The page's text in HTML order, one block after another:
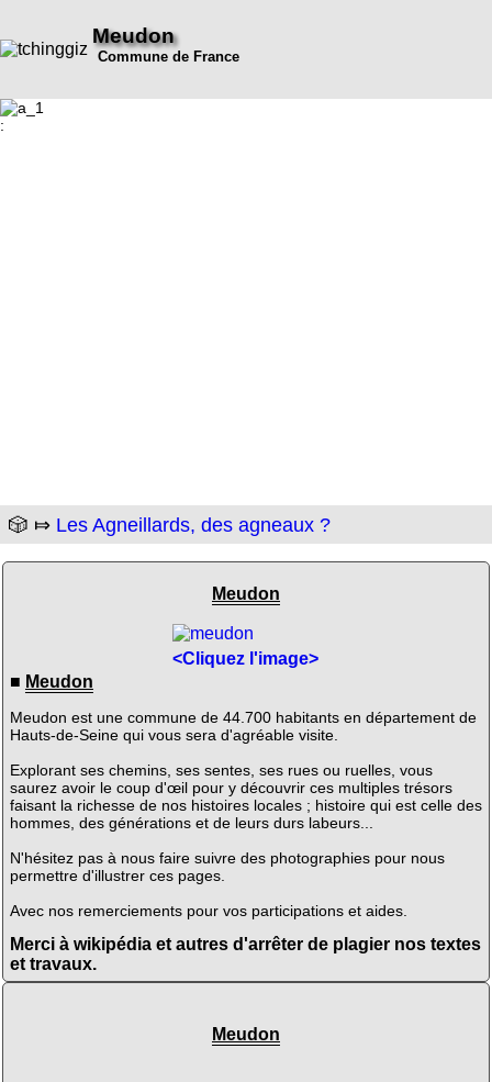
Meudon
Commune de France
:
🎲 ⤇ Les Agneillards, des agneaux ?
Meudon
<Cliquez l'image>
■ Meudon
Meudon est une commune de 44.700 habitants en département de
Hauts-de-Seine qui vous sera d'agréable visite.
Explorant ses chemins, ses sentes, ses rues ou ruelles, vous
saurez avoir le coup d'œil pour y découvrir ces multiples trésors
faisant la richesse de nos histoires locales ; histoire qui est celle des
hommes, des générations et de leurs durs labeurs...
N'hésitez pas à nous faire suivre des photographies pour nous
permettre d'illustrer ces pages.
Avec nos remerciements pour vos participations et aides.
Merci à wikipédia et autres d'arrêter de plagier nos textes
et travaux.
Meudon